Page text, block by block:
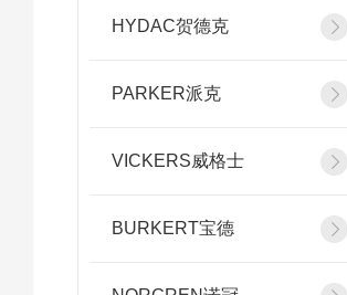
HYDAC贺德克
PARKER派克
VICKERS威格士
BURKERT宝德